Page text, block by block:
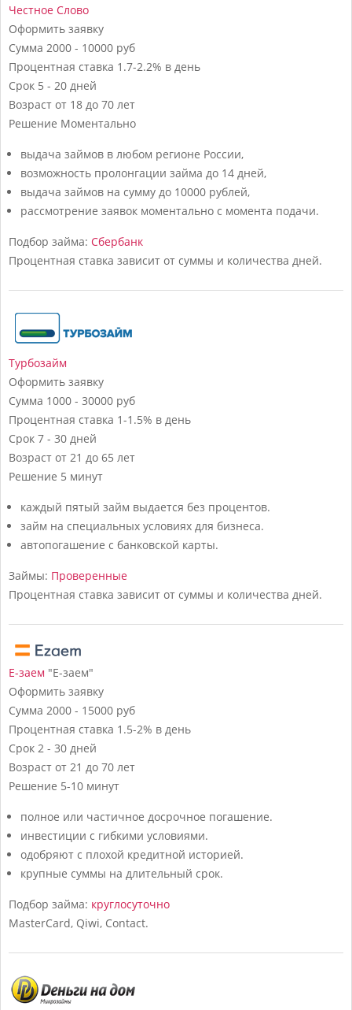
Честное Слово
Оформить заявку
Сумма 2000 - 10000 руб
Процентная ставка 1.7-2.2% в день
Срок 5 - 20 дней
Возраст от 18 до 70 лет
Решение Моментально
выдача займов в любом регионе России,
возможность пролонгации займа до 14 дней,
выдача займов на сумму до 10000 рублей,
рассмотрение заявок моментально с момента подачи.
Подбор займа: Сбербанк
Процентная ставка зависит от суммы и количества дней.
Турбозайм
Оформить заявку
Сумма 1000 - 30000 руб
Процентная ставка 1-1.5% в день
Срок 7 - 30 дней
Возраст от 21 до 65 лет
Решение 5 минут
каждый пятый займ выдается без процентов.
займ на специальных условиях для бизнеса.
автопогашение с банковской карты.
Займы: Проверенные
Процентная ставка зависит от суммы и количества дней.
Е-заем "Е-заем"
Оформить заявку
Сумма 2000 - 15000 руб
Процентная ставка 1.5-2% в день
Срок 2 - 30 дней
Возраст от 21 до 70 лет
Решение 5-10 минут
полное или частичное досрочное погашение.
инвестиции с гибкими условиями.
одобряют с плохой кредитной историей.
крупные суммы на длительный срок.
Подбор займа: круглосуточно
MasterCard, Qiwi, Contact.